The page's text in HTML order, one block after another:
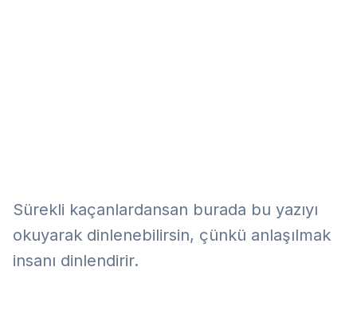
Sürekli kaçanlardansan burada bu yazıyı
okuyarak dinlenebilirsin, çünkü anlaşılmak
insanı dinlendirir.